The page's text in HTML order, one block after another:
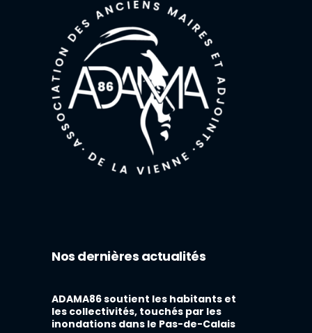
Nos dernières actualités
ADAMA86 soutient les habitants et
les collectivités, touchés par les
inondations dans le Pas-de-Calais